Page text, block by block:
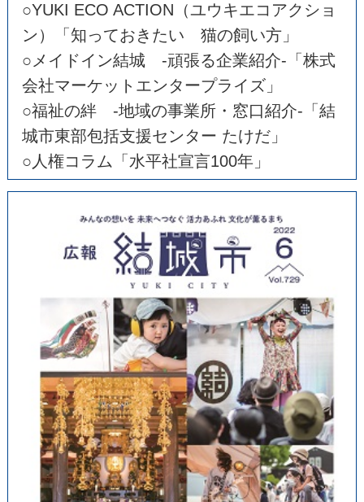
○YUKI ECO ACTION（ユウキエコアクショ
ン）「知っておきたい 猫の飼い方」
○メイドイン結城 -頑張る企業紹介-「株式
会社マーケットエンタープライズ」
○福祉の絆 -地域の事業所・窓口紹介-「結
城市東部包括支援センター たけだ」
○人権コラム「水平社宣言100年」